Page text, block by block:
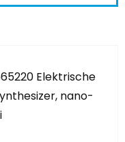
Elektrische
nano-